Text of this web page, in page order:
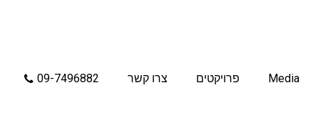
Media פרויקטים צרו קשר 09-7496882